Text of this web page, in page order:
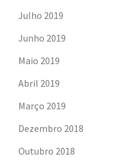
Julho 2019
Junho 2019
Maio 2019
Abril 2019
Março 2019
Dezembro 2018
Outubro 2018